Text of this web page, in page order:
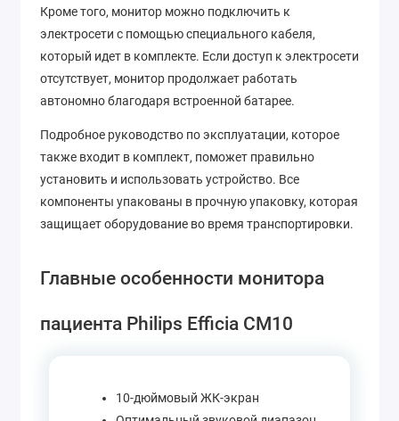
Кроме того, монитор можно подключить к
электросети с помощью специального кабеля,
который идет в комплекте. Если доступ к электросети
отсутствует, монитор продолжает работать
автономно благодаря встроенной батарее.
Подробное руководство по эксплуатации, которое
также входит в комплект, поможет правильно
установить и использовать устройство. Все
компоненты упакованы в прочную упаковку, которая
защищает оборудование во время транспортировки.
Главные особенности монитора
пациента Philips Efficia CM10
10-дюймовый ЖК-экран